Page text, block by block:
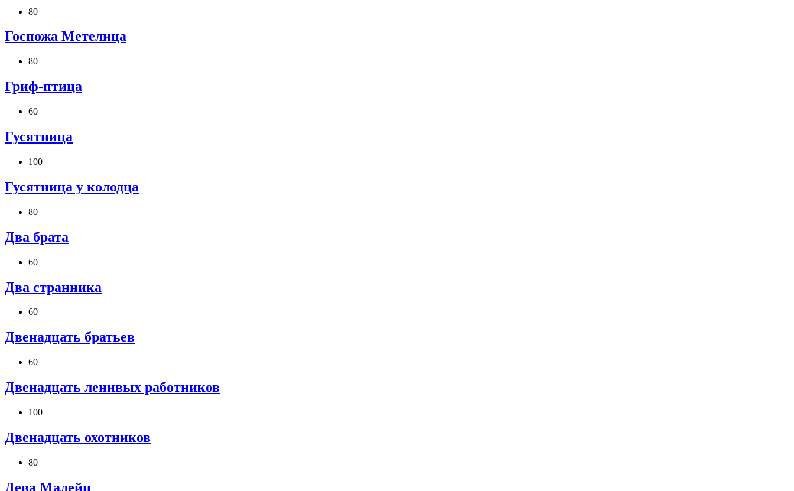
80
Госпожа Метелица
80
Гриф-птица
60
Гусятница
100
Гусятница у колодца
80
Два брата
60
Два странника
60
Двенадцать братьев
60
Двенадцать ленивых работников
100
Двенадцать охотников
80
Дева Малейн